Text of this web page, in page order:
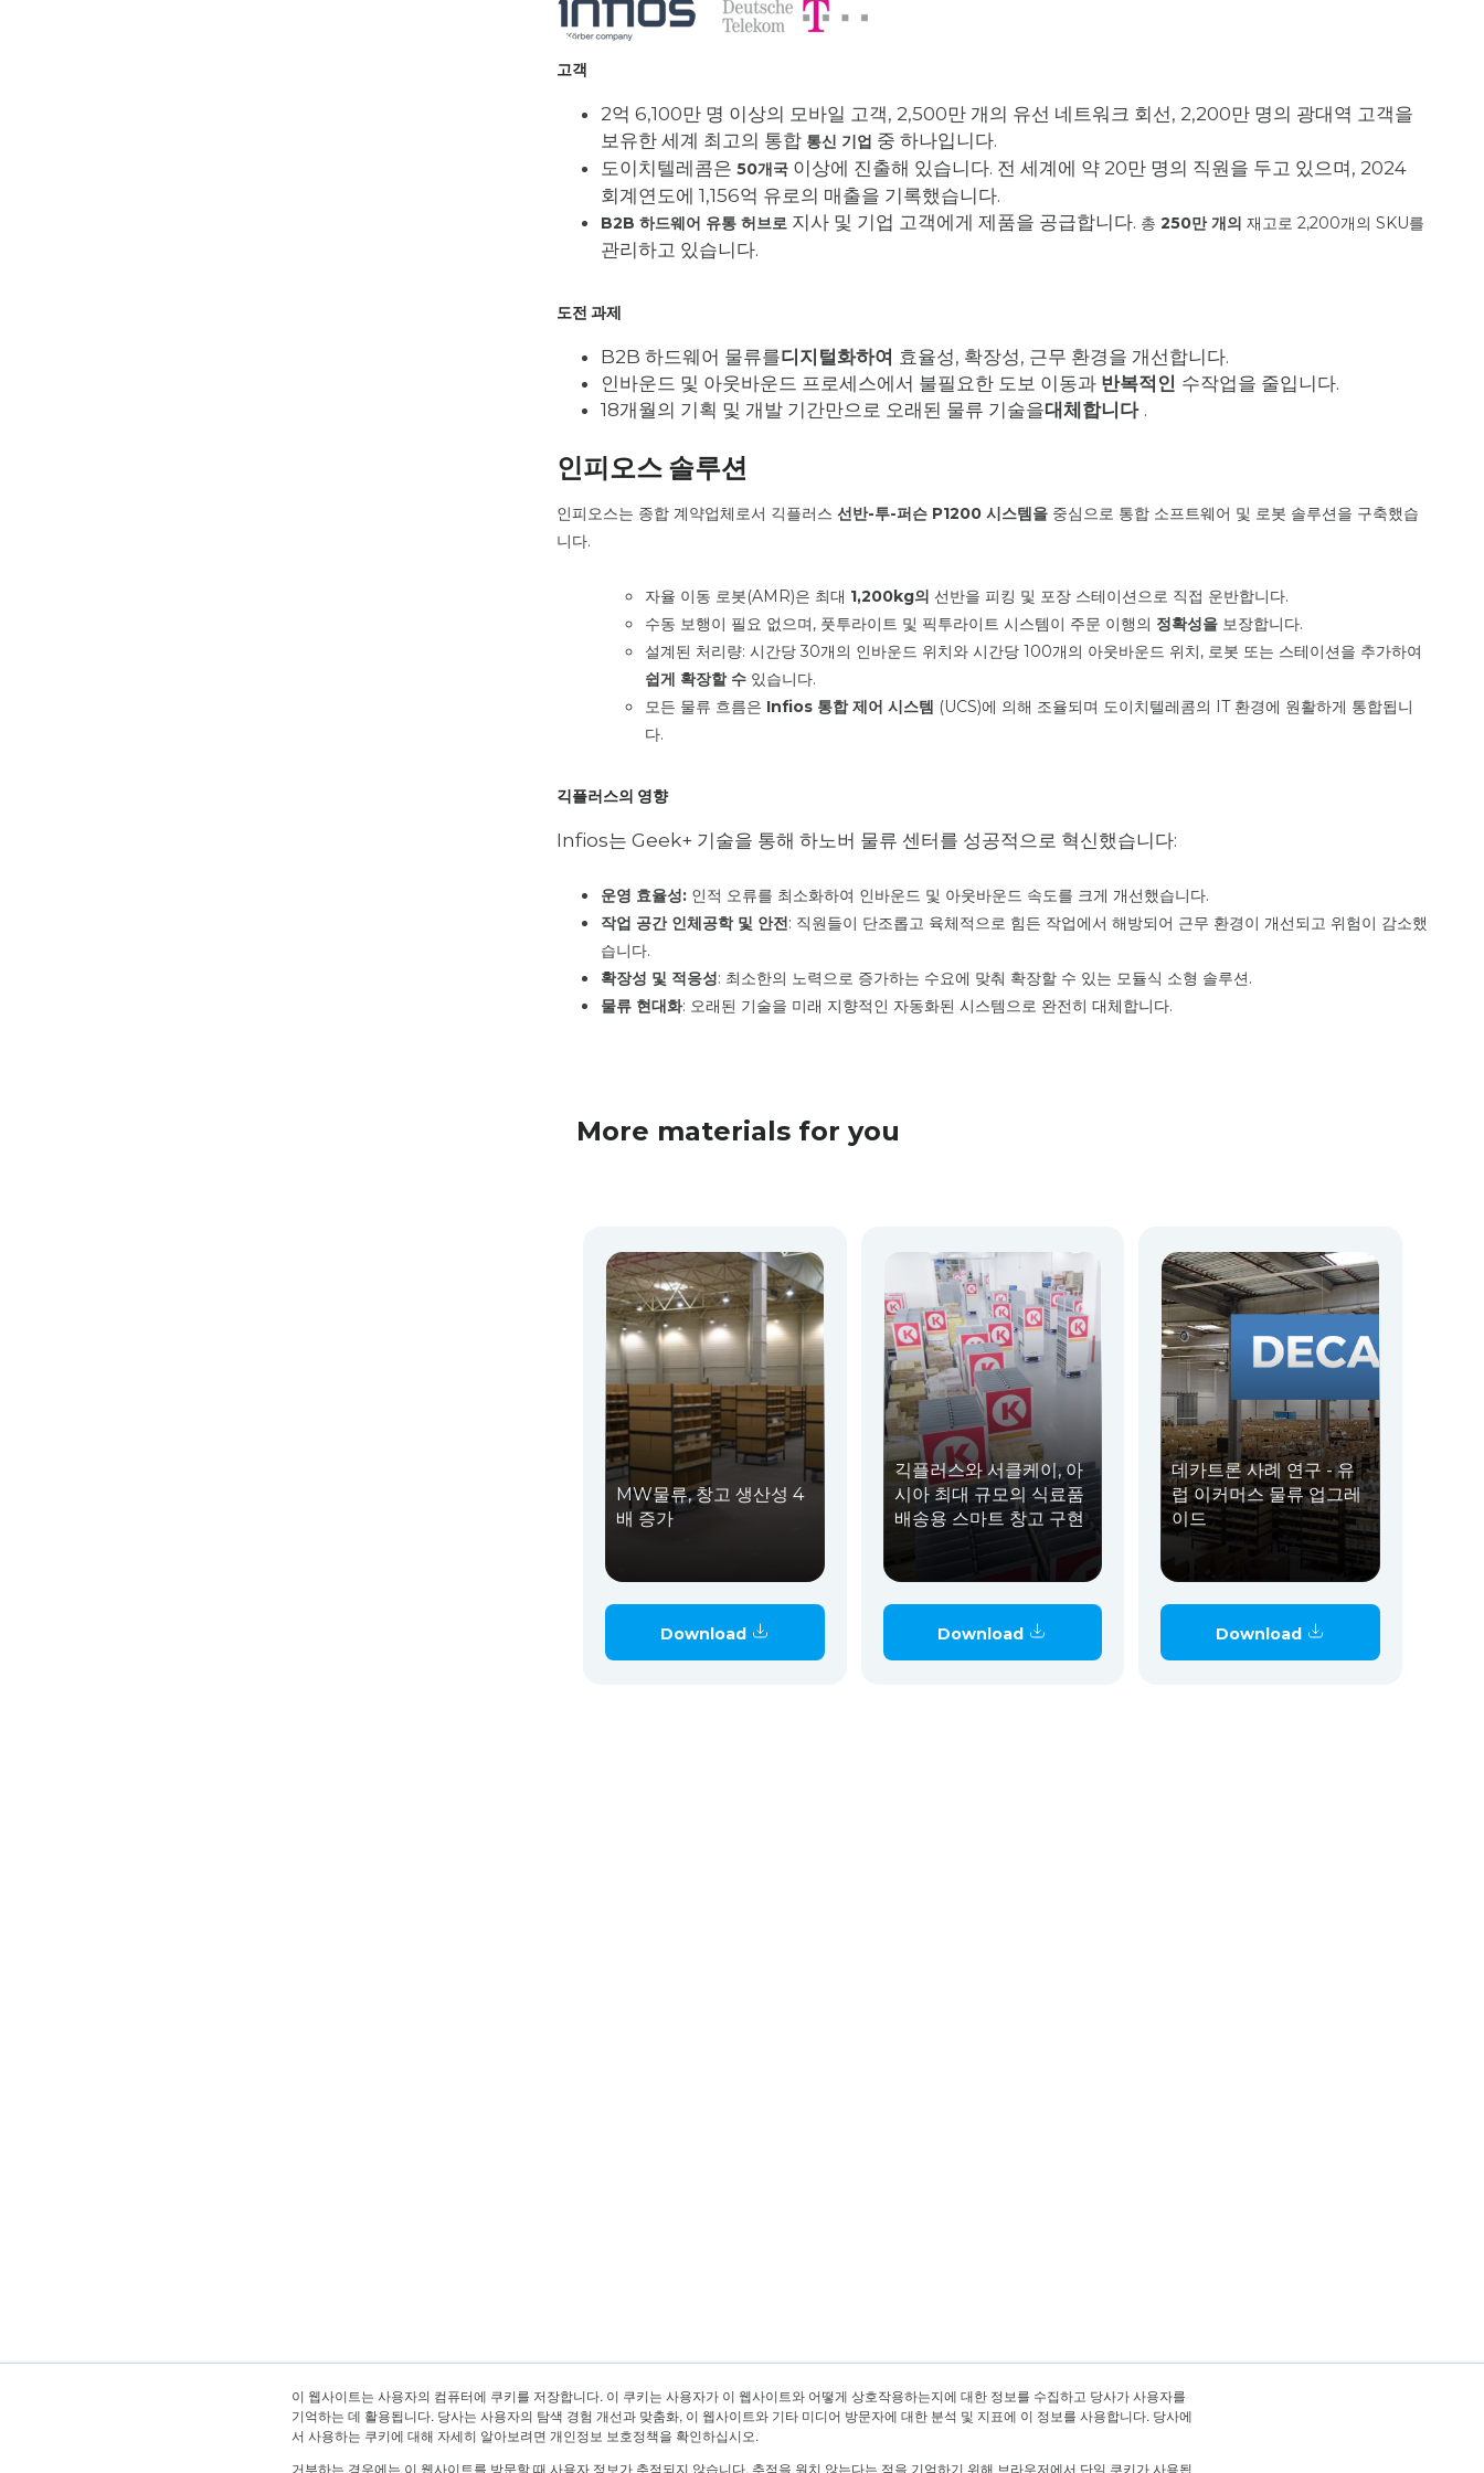
이 웹사이트는 사용자의 컴퓨터에 쿠키를 저장합니다. 이 쿠키는 사용자가 이 웹사이트와 어떻게 상호작용하는지에 대한 정보를 수집하고 당사가 사용자를
기억하는 데 활용됩니다. 당사는 사용자의 탐색 경험 개선과 맞춤화, 이 웹사이트와 기타 미디어 방문자에 대한 분석 및 지표에 이 정보를 사용합니다. 당사에
서 사용하는 쿠키에 대해 자세히 알아보려면 개인정보 보호정책을 확인하십시오.
거부하는 경우에는 이 웹사이트를 방문할 때 사용자 정보가 추적되지 않습니다. 추적을 원치 않는다는 점을 기억하기 위해 브라우저에서 단일 쿠키가 사용됩
고객
2억 6,100만 명 이상의 모바일 고객, 2,500만 개의 유선 네트워크 회선, 2,200만 명의 광대역 고객을
보유한 세계 최고의 통합 통신 기업 중 하나입니다.
도이치텔레콤은 50개국 이상에 진출해 있습니다. 전 세계에 약 20만 명의 직원을 두고 있으며, 2024
회계연도에 1,156억 유로의 매출을 기록했습니다.
B2B 하드웨어 유통 허브로 지사 및 기업 고객에게 제품을 공급합니다. 총 250만 개의 재고로 2,200개의 SKU를
관리하고 있습니다.
도전 과제
B2B 하드웨어 물류를디지털화하여 효율성, 확장성, 근무 환경을 개선합니다.
인바운드 및 아웃바운드 프로세스에서 불필요한 도보 이동과 반복적인 수작업을 줄입니다.
18개월의 기획 및 개발 기간만으로 오래된 물류 기술을대체합니다 .
인피오스 솔루션
인피오스는 종합 계약업체로서 긱플러스 선반-투-퍼슨 P1200 시스템을 중심으로 통합 소프트웨어 및 로봇 솔루션을 구축했습
니다.
자율 이동 로봇(AMR)은 최대 1,200kg의 선반을 피킹 및 포장 스테이션으로 직접 운반합니다.
수동 보행이 필요 없으며, 풋투라이트 및 픽투라이트 시스템이 주문 이행의 정확성을 보장합니다.
설계된 처리량: 시간당 30개의 인바운드 위치와 시간당 100개의 아웃바운드 위치, 로봇 또는 스테이션을 추가하여
쉽게 확장할 수 있습니다.
모든 물류 흐름은 Infios 통합 제어 시스템 (UCS)에 의해 조율되며 도이치텔레콤의 IT 환경에 원활하게 통합됩니
다.
긱플러스의 영향
Infios는 Geek+ 기술을 통해 하노버 물류 센터를 성공적으로 혁신했습니다:
운영 효율성: 인적 오류를 최소화하여 인바운드 및 아웃바운드 속도를 크게 개선했습니다.
작업 공간 인체공학 및 안전: 직원들이 단조롭고 육체적으로 힘든 작업에서 해방되어 근무 환경이 개선되고 위험이 감소했
습니다.
확장성 및 적응성: 최소한의 노력으로 증가하는 수요에 맞춰 확장할 수 있는 모듈식 소형 솔루션.
물류 현대화: 오래된 기술을 미래 지향적인 자동화된 시스템으로 완전히 대체합니다.
More materials for you
MW물류, 창고 생산성 4
배 증가
Download
긱플러스와 서클케이, 아
시아 최대 규모의 식료품
배송용 스마트 창고 구현
Download
데카트론 사례 연구 - 유
럽 이커머스 물류 업그레
이드
Download